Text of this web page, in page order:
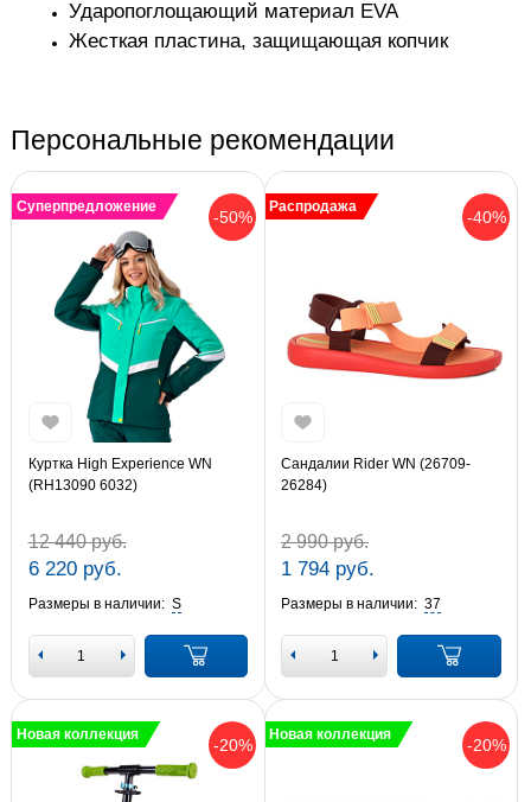
Ударопоглощающий материал EVA
Жесткая пластина, защищающая копчик
Персональные рекомендации
-50%
Суперпредложение
Куртка High Experience WN
(RH13090 6032)
12 440 руб.
6 220 руб.
Размеры в наличии: S
-40%
Распродажа
Сандалии Rider WN (26709-
26284)
2 990 руб.
1 794 руб.
Размеры в наличии: 37
-20%
Новая коллекция
-20%
Новая коллекция